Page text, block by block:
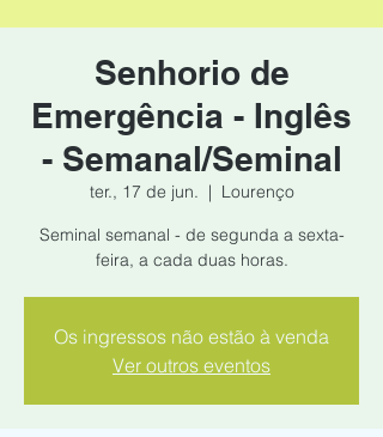
Senhorio de
Emergência - Inglês
- Semanal/Seminal
ter., 17 de jun.
  |
Lourenço
Seminal semanal - de segunda a sexta-
feira, a cada duas horas.
Os ingressos não estão à venda
Ver outros eventos